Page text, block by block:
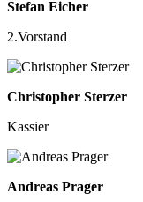
Stefan Eicher
2.Vorstand
Christopher Sterzer
Kassier
Andreas Prager